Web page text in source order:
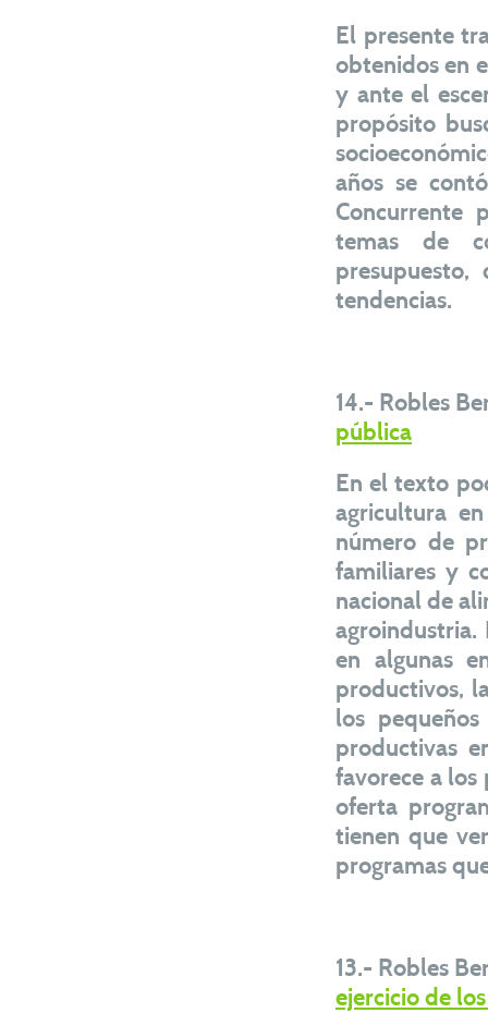
El presente
obtenidos en
y ante el
propósito
años se
Concurrente
temas de
presupuesto,
tendencias.
14.- Robles
pública
En el texto
agricultura
número de
familiares y
nacional de
en algunas
productivos,
los
productivas
favorece a
oferta
tienen que
programas
13.- Robles
ejercicio de